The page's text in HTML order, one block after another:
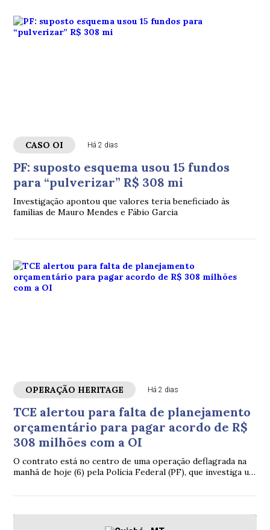
CASO OI Há 2 dias
PF: suposto esquema usou 15 fundos
para “pulverizar” R$ 308 mi
Investigação apontou que valores teria beneficiado às
famílias de Mauro Mendes e Fábio Garcia
OPERAÇÃO HERITAGE Há 2 dias
TCE alertou para falta de planejamento
orçamentário para pagar acordo de R$
308 milhões com a OI
O contrato está no centro de uma operação deflagrada na
manhã de hoje (6) pela Polícia Federal (PF), que investiga um
cofres públicos do Estado.